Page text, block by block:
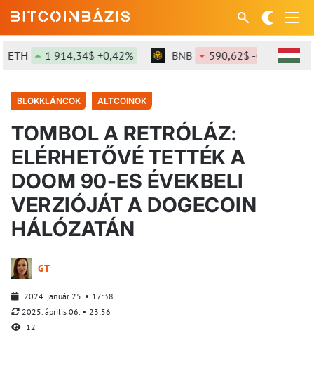
1 914,34$ +0,42% BNB 590,62$ -0,52%
BLOKKLÁNCOK ALTCOINOK
TOMBOL A RETRÓLÁZ:
ELÉRHETŐVÉ TETTÉK A
DOOM 90-ES ÉVEKBELI
VERZIÓJÁT A DOGECOIN
HÁLÓZATÁN
GT
2024. január 25.
17:38
2025. április 06.
23:56
12